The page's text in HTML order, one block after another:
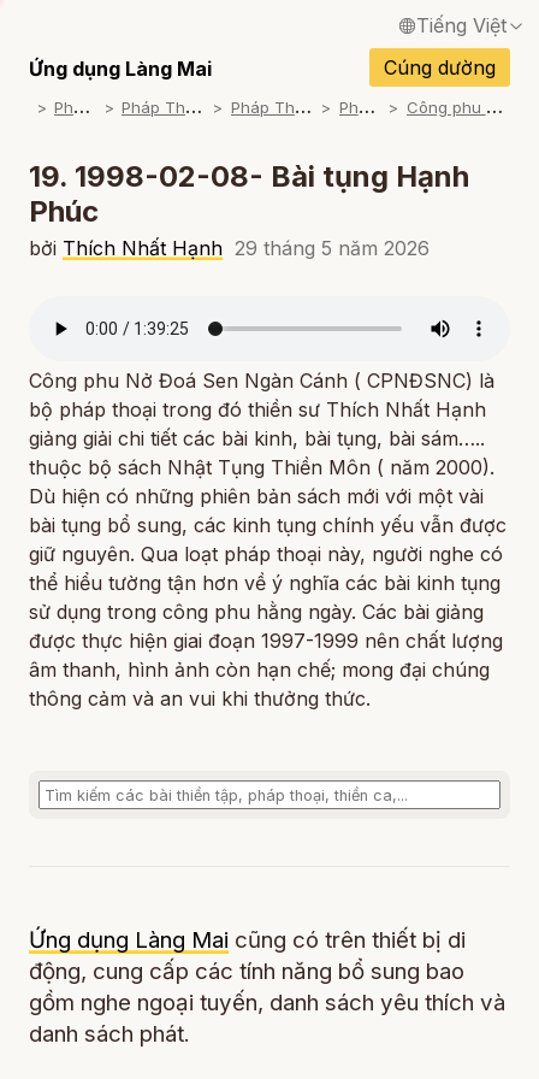
Tiếng Việt
English / Tiếng Anh
Français / Tiếng Pháp
Español / Tiếng Tây Ban Nha
Italiano / Tiếng Ý
Ứng dụng Làng Mai
Cúng dường
P
háp Thoại P
háp Thoại Thiền Sư Thích Nhất Hạnh P
háp Thoại Theo Bộ An Cư Kiết Đông P
háp Thoại Mp3 C
ông phu nở đoá sen ngàn cánh (1997-1999)
19. 1998-02-08- Bài tụng Hạnh
Phúc
bởi Thích Nhất Hạnh 29 tháng 5 năm 2026
Công phu Nở Đoá Sen Ngàn Cánh ( CPNĐSNC) là
bộ pháp thoại trong đó thiền sư Thích Nhất Hạnh
giảng giải chi tiết các bài kinh, bài tụng, bài sám…..
thuộc bộ sách Nhật Tụng Thiền Môn ( năm 2000).
Dù hiện có những phiên bản sách mới với một vài
bài tụng bổ sung, các kinh tụng chính yếu vẫn được
giữ nguyên. Qua loạt pháp thoại này, người nghe có
thể hiểu tường tận hơn về ý nghĩa các bài kinh tụng
sử dụng trong công phu hằng ngày. Các bài giảng
được thực hiện giai đoạn 1997-1999 nên chất lượng
âm thanh, hình ảnh còn hạn chế; mong đại chúng
thông cảm và an vui khi thưởng thức.
Ứng dụng Làng Mai cũng có trên thiết bị di
động, cung cấp các tính năng bổ sung bao
gồm nghe ngoại tuyến, danh sách yêu thích và
danh sách phát.